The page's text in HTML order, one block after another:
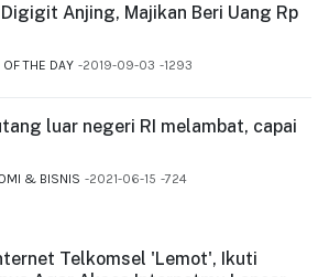
Anjing, Majikan Beri Uang Rp
THE DAY 2019-09-03 1293
luar negeri RI melambat, capai
& BISNIS 2021-06-15 724
Telkomsel 'Lemot', Ikuti